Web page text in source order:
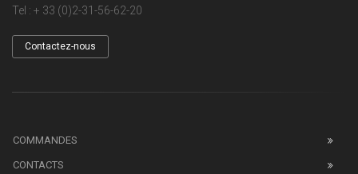
Tel : + 33 (0)2-31-56-62-20
Contactez-nous
COMMANDES
CONTACTS